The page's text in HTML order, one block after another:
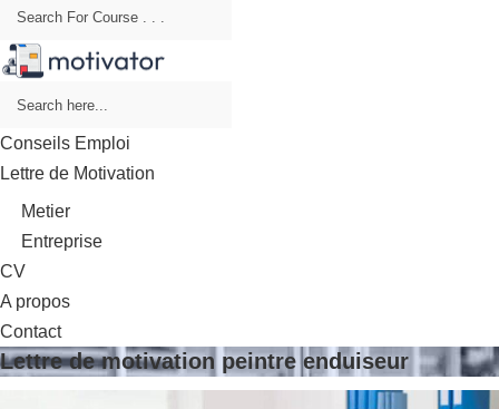
Conseils Emploi
Lettre de Motivation
Metier
Entreprise
CV
A propos
Contact
Lettre de motivation peintre enduiseur